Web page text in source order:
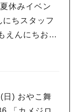
休みイベン
にちスタッフ
えんにちお客
日) おやこ舞